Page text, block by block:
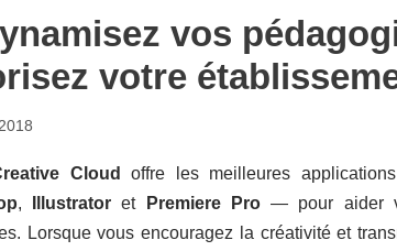
vos
votre
Cloud
offre les meilleures
, Illustrator et Premiere Pro— pour aider
Lorsque vous encouragez la créativité et